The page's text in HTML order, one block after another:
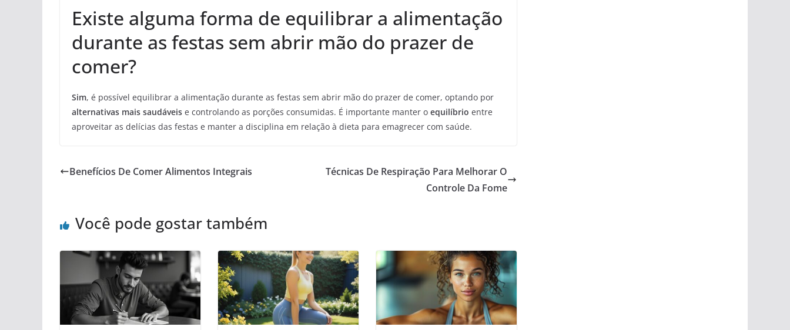
Existe alguma forma de equilibrar a alimentação
durante as festas sem abrir mão do prazer de
comer?
Sim, é possível equilibrar a alimentação durante as festas sem abrir mão do prazer de comer, optando por
alternativas mais saudáveis e controlando as porções consumidas. É importante manter o equilíbrio entre
aproveitar as delícias das festas e manter a disciplina em relação à dieta para emagrecer com saúde.
Benefícios De Comer Alimentos Integrais
Técnicas De Respiração Para Melhorar O
Controle Da Fome
Você pode gostar também